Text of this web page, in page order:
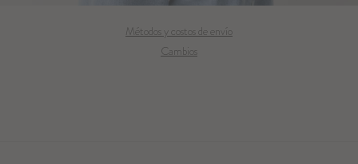
Métodos y costos de envío
Cambios